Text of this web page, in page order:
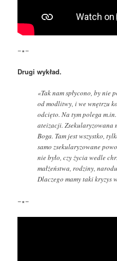
−∗−
Drugi wykład.
«Tak nam spłycono, by nie
od modlitwy, i we wnętrzu
odcięto. Na tym polega
ateizacji. Zsekularyzowana
Boga. Tam jest wszystko,
samo zsekularyzowane
nie było, czy życia wedle
małżeństwa, rodziny,
Dlaczego mamy taki kryzys
−∗−